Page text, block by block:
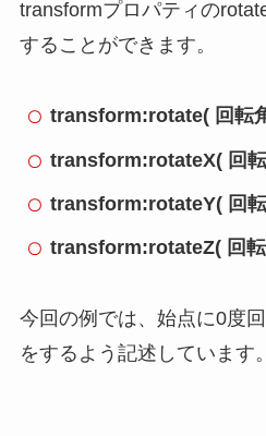
transformプロパティの
することができます。
transform:rotate( 回
transform:rotateX( 回
transform:rotateY( 回
transform:rotateZ( 回
今回の例では、始点に0度
をするよう記述しています。